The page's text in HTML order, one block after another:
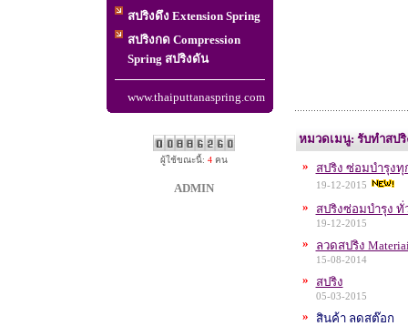
สปริงดึง Extension Spring
สปริงกด Compression
Spring สปริงดัน
www.thaiputtanaspring.com
ผู้ใช้ขณะนี้: 4 คน
ADMIN
หมวดเมนู: รับทำสป
»
สปริง ซ่อมบำรุง
19-12-2015
» สปริงซ่อมบำรุง ทั่
19-12-2015
» ลวดสปริง
15-08-2014
» สปริง
05-03-2015
» สินค้า ลดสต๊อก